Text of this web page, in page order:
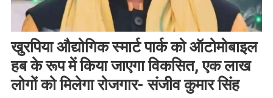
खुरपिया औद्योगिक स्मार्ट पार्क को ऑटोमोबाइल
हब के रूप में किया जाएगा विकसित, एक लाख
लोगों को मिलेगा रोजगार- संजीव कुमार सिंह